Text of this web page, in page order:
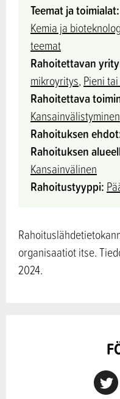
Teemat ja toimialat:
Kemia ja
teemat
Rahoitettavan
mikroyritys, Pieni
Rahoitettava
Kansainvälistyminen
Rahoituksen
Rahoituksen
Kansainvälinen
Rahoitustyyppi:
organisaatiot itse.
2024.